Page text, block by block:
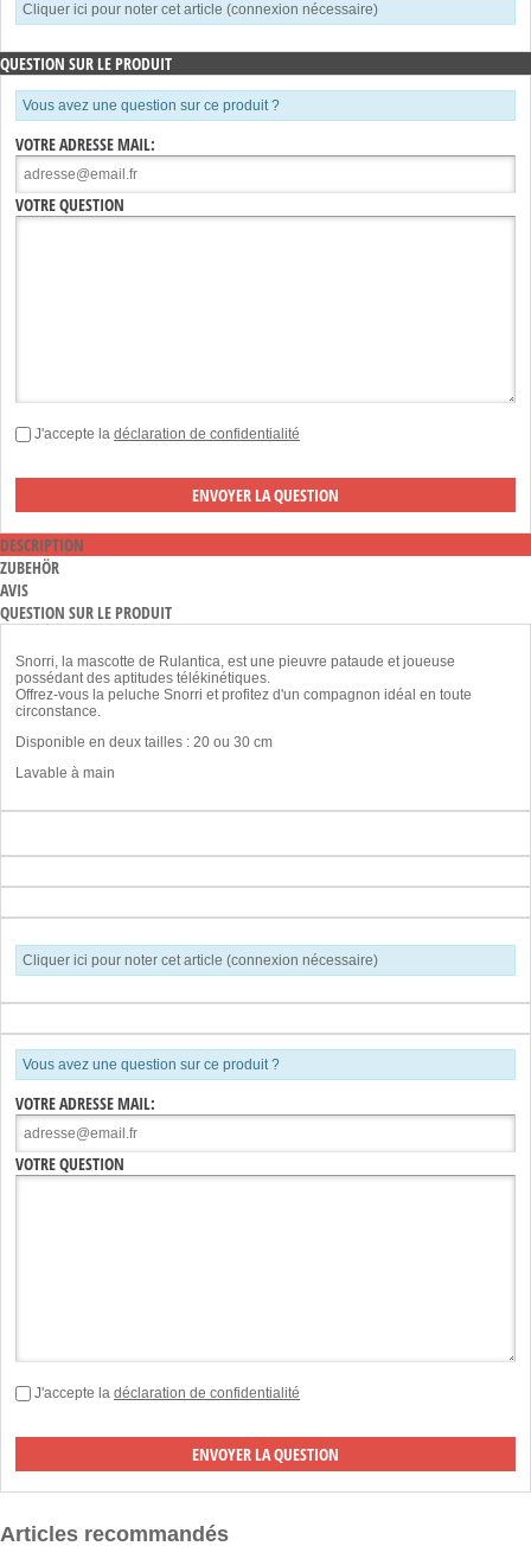
Cliquer ici pour noter cet article (connexion nécessaire)
QUESTION SUR LE PRODUIT
Vous avez une question sur ce produit ?
VOTRE ADRESSE MAIL:
VOTRE QUESTION
J'accepte la déclaration de confidentialité
DESCRIPTION
ZUBEHÖR
AVIS
QUESTION SUR LE PRODUIT
Snorri, la mascotte de Rulantica, est une pieuvre pataude et joueuse
possédant des aptitudes télékinétiques.
Offrez-vous la peluche Snorri et profitez d'un compagnon idéal en toute
circonstance.
Disponible en deux tailles : 20 ou 30 cm
Lavable à main
Cliquer ici pour noter cet article (connexion nécessaire)
Vous avez une question sur ce produit ?
VOTRE ADRESSE MAIL:
VOTRE QUESTION
J'accepte la déclaration de confidentialité
Articles recommandés